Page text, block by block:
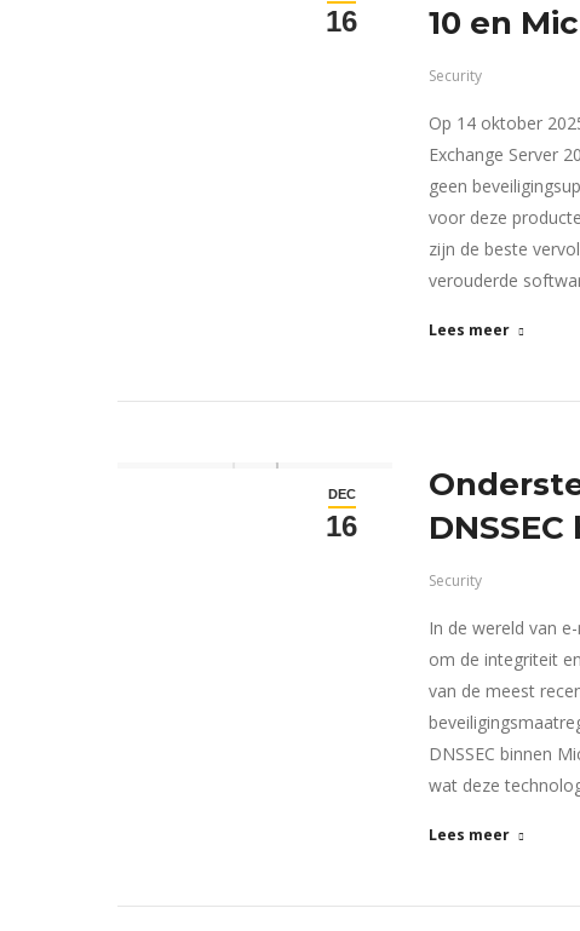
16
10 en
Security
Op 14 oktober
Exchange Server
geen
voor deze
zijn de beste
verouderde
Lees meer
DEC
16
Security
In de wereld van
om de integriteit
van de meest
DNSSEC binnen
wat deze
Lees meer